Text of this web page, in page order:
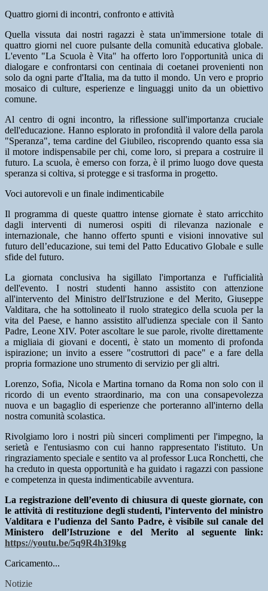
Quattro giorni di incontri, confronto e attività
Quella vissuta dai nostri ragazzi è stata un'immersione totale di
quattro giorni nel cuore pulsante della comunità educativa globale.
L'evento "La Scuola è Vita" ha offerto loro l'opportunità unica di
dialogare e confrontarsi con centinaia di coetanei provenienti non
solo da ogni parte d'Italia, ma da tutto il mondo. Un vero e proprio
mosaico di culture, esperienze e linguaggi unito da un obiettivo
comune.
Al centro di ogni incontro, la riflessione sull'importanza cruciale
dell'educazione. Hanno esplorato in profondità il valore della parola
"Speranza", tema cardine del Giubileo, riscoprendo quanto essa sia
il motore indispensabile per chi, come loro, si prepara a costruire il
futuro. La scuola, è emerso con forza, è il primo luogo dove questa
speranza si coltiva, si protegge e si trasforma in progetto.
Voci autorevoli e un finale indimenticabile
Il programma di queste quattro intense giornate è stato arricchito
dagli interventi di numerosi ospiti di rilevanza nazionale e
internazionale, che hanno offerto spunti e visioni innovative sul
futuro dell’educazione, sui temi del Patto Educativo Globale e sulle
sfide del futuro.
La giornata conclusiva ha sigillato l'importanza e l'ufficialità
dell'evento. I nostri studenti hanno assistito con attenzione
all'intervento del Ministro dell'Istruzione e del Merito, Giuseppe
Valditara, che ha sottolineato il ruolo strategico della scuola per la
vita del Paese, e hanno assistito all'udienza speciale con il Santo
Padre, Leone XIV. Poter ascoltare le sue parole, rivolte direttamente
a migliaia di giovani e docenti, è stato un momento di profonda
ispirazione; un invito a essere "costruttori di pace" e a fare della
propria formazione uno strumento di servizio per gli altri.
Lorenzo, Sofia, Nicola e Martina tornano da Roma non solo con il
ricordo di un evento straordinario, ma con una consapevolezza
nuova e un bagaglio di esperienze che porteranno all'interno della
nostra comunità scolastica.
Rivolgiamo loro i nostri più sinceri complimenti per l'impegno, la
serietà e l'entusiasmo con cui hanno rappresentato l'istituto. Un
ringraziamento speciale e sentito va al professor Luca Ronchetti, che
ha creduto in questa opportunità e ha guidato i ragazzi con passione
e competenza in questa indimenticabile avventura.
La registrazione dell’evento di chiusura di queste giornate, con
le attività di restituzione degli studenti, l’intervento del ministro
Valditara e l’udienza del Santo Padre, è visibile sul canale del
Ministero dell’Istruzione e del Merito al seguente link:
https://youtu.be/5q9R4h3I9kg
Caricamento...
Notizie